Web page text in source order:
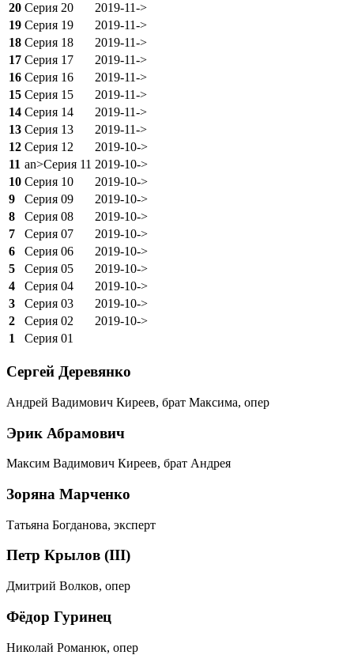
20 Серия 20
2019-11->
19 Серия 19
2019-11->
18 Серия 18
2019-11->
17 Серия 17
2019-11->
16 Серия 16
2019-11->
15 Серия 15
2019-11->
14 Серия 14
2019-11->
13 Серия 13
2019-11->
12 Серия 12
2019-10->
11 an>Серия 11 2019-10->
10 Серия 10
2019-10->
9
Серия 09
2019-10->
8
Серия 08
2019-10->
7
Серия 07
2019-10->
6
Серия 06
2019-10->
5
Серия 05
2019-10->
4
Серия 04
2019-10->
3
Серия 03
2019-10->
2
Серия 02
2019-10->
1
Серия 01
Сергей Деревянко
Андрей Вадимович Киреев, брат Максима, опер
Эрик Абрамович
Максим Вадимович Киреев, брат Андрея
Зоряна Марченко
Татьяна Богданова, эксперт
Петр Крылов (III)
Дмитрий Волков, опер
Фёдор Гуринец
Николай Романюк, опер